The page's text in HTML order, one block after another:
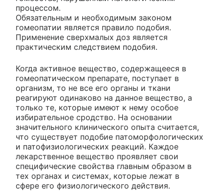
процессом.
Обязательным и необходимым законом
гомеопатии является правило подобия.
Применение сверхмалых доз является
практическим следствием подобия.
Когда активное вещество, содержащееся в
гомеопатическом препарате, поступает в
организм, то не все его органы и ткани
реагируют одинаково на данное вещество, а
только те, которые имеют к нему особое
избирательное сродство. На основании
значительного клинического опыта считается,
что существует подобие патоморфологических
и патофизиологических реакций. Каждое
лекарственное вещество проявляет свои
специфические свойства главным образом в
тех органах и системах, которые лежат в
сфере его физиологического действия.